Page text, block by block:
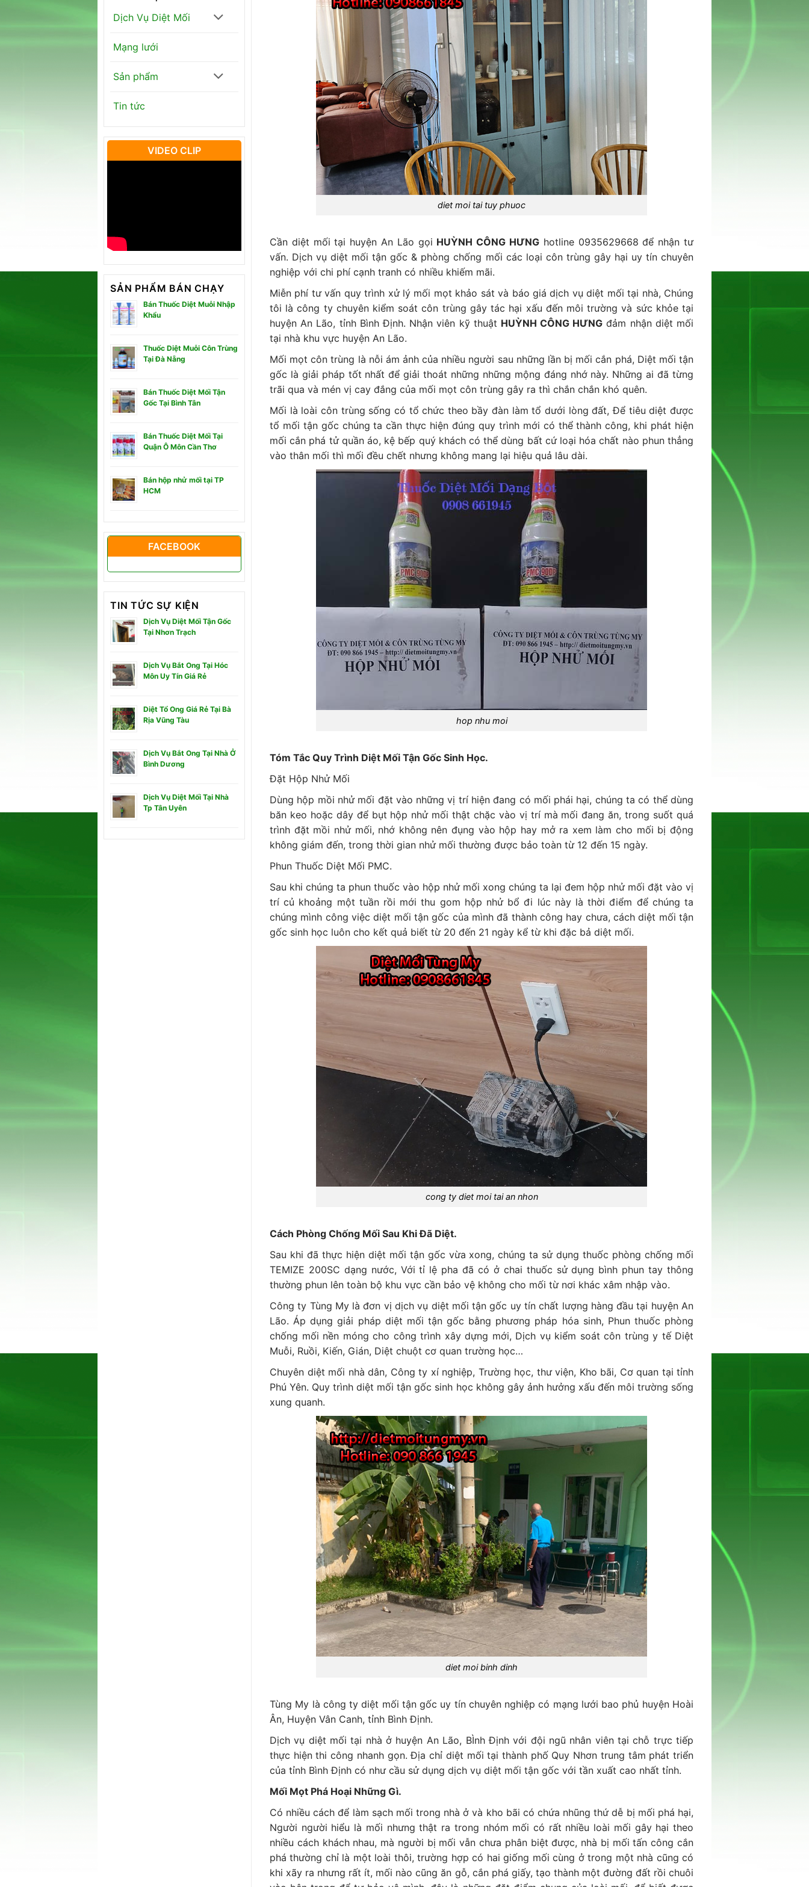
Dịch Vụ Diệt Mối
Mạng lưới
Sản phẩm
Tin tức
VIDEO CLIP
SẢN PHẨM BÁN CHẠY
Bán Thuốc Diệt Muỗi Nhập
Khẩu
Thuốc Diệt Muỗi Côn Trùng
Tại Đà Nẵng
Bán Thuốc Diệt Mối Tận
Gốc Tại Bình Tân
Bán Thuốc Diệt Mối Tại
Quận Ô Môn Cần Thơ
Bán hộp nhử mối tại TP
HCM
FACEBOOK
TIN TỨC SỰ KIỆN
Dịch Vụ Diệt Mối Tận Gốc
Tại Nhơn Trạch
Dịch Vụ Bắt Ong Tại Hóc
Môn Uy Tín Giá Rẻ
Diệt Tổ Ong Giá Rẻ Tại Bà
Rịa Vũng Tàu
Dịch Vụ Bắt Ong Tại Nhà Ở
Bình Dương
Dịch Vụ Diệt Mối Tại Nhà
Tp Tân Uyên
diet moi tai tuy phuoc
Cần diệt mối tại huyện An Lão gọi HUỲNH CÔNG HƯNG hotline 0935629668 để nhận tư
vấn. Dịch vụ diệt mối tận gốc & phòng chống mối các loại côn trùng gây hại uy tín chuyên
nghiệp với chi phí cạnh tranh có nhiều khiếm mãi.
Miễn phí tư vấn quy trình xử lý mối mọt khảo sát và báo giá dịch vụ diệt mối tại nhà, Chúng
tôi là công ty chuyên kiểm soát côn trùng gây tác hại xấu đến môi trường và sức khỏe tại
huyện An Lão, tỉnh Bình Định. Nhận viên kỹ thuật HUỲNH CÔNG HƯNG đảm nhận diệt mối
tại nhà khu vực huyện An Lão.
Mối mọt côn trùng là nỗi ám ảnh của nhiều người sau những lần bị mối cắn phá, Diệt mối tận
gốc là giải pháp tốt nhất để giải thoát những những mộng đáng nhớ này. Những ai đã từng
trãi qua và mén vị cay đắng của mối mọt côn trùng gây ra thì chắn chắn khó quên.
Mối là loài côn trùng sống có tổ chức theo bầy đàn làm tổ dưới lòng đất, Để tiêu diệt được
tổ mối tận gốc chúng ta cần thực hiện đúng quy trình mới có thể thành công, khi phát hiện
mối cắn phá tử quần áo, kệ bếp quý khách có thể dùng bất cứ loại hóa chất nào phun thẳng
vào thân mối thì mối đều chết nhưng không mang lại hiệu quả lâu dài.
hop nhu moi
Tóm Tắc Quy Trình Diệt Mối Tận Gốc Sinh Học.
Đặt Hộp Nhử Mối
Dùng hộp mồi nhử mối đặt vào những vị trí hiện đang có mối phái hại, chúng ta có thể dùng
băn keo hoặc dây để bụt hộp nhử mối thật chặc vào vị trí mà mối đang ăn, trong suốt quá
trình đặt mồi nhử mối, nhớ không nên đụng vào hộp hay mở ra xem làm cho mối bị động
không giám đến, trong thời gian nhử mối thường được bảo toàn từ 12 đến 15 ngày.
Phun Thuốc Diệt Mối PMC.
Sau khi chúng ta phun thuốc vào hộp nhử mối xong chúng ta lại đem hộp nhử mối đặt vào vị
trí củ khoảng một tuần rồi mới thu gom hộp nhử bổ đi lúc này là thời điểm để chúng ta
chúng mình công việc diệt mối tận gốc của mình đã thành công hay chưa, cách diệt mối tận
gốc sinh học luôn cho kết quả biết từ 20 đến 21 ngày kể từ khi đặc bả diệt mối.
cong ty diet moi tai an nhon
Cách Phòng Chống Mối Sau Khi Đã Diệt.
Sau khi đã thực hiện diệt mối tận gốc vừa xong, chúng ta sử dụng thuốc phòng chống mối
TEMIZE 200SC dạng nước, Với tỉ lệ pha đã có ở chai thuốc sử dụng bình phun tay thông
thường phun lên toàn bộ khu vực cần bảo vệ không cho mối từ nơi khác xâm nhập vào.
Công ty Tùng My là đơn vị dịch vụ diệt mối tận gốc uy tín chất lượng hàng đầu tại huyện An
Lão. Áp dụng giải pháp diệt mối tận gốc bằng phương pháp hóa sinh, Phun thuốc phòng
chống mối nền móng cho công trình xây dựng mới, Dịch vụ kiểm soát côn trùng y tế Diệt
Muỗi, Ruồi, Kiến, Gián, Diệt chuột cơ quan trường học…
Chuyên diệt mối nhà dân, Công ty xí nghiệp, Trường học, thư viện, Kho bãi, Cơ quan tại tỉnh
Phú Yên. Quy trình diệt mối tận gốc sinh học không gây ảnh hưởng xấu đến môi trường sống
xung quanh.
diet moi binh dinh
Tùng My là công ty diệt mối tận gốc uy tín chuyên nghiệp có mạng lưới bao phủ huyện Hoài
Ân, Huyện Vân Canh, tỉnh Bình Định.
Dịch vụ diệt mối tại nhà ở huyện An Lão, BÌnh Định với đội ngũ nhân viên tại chỗ trực tiếp
thực hiện thi công nhanh gọn. Địa chỉ diệt mối tại thành phố Quy Nhơn trung tâm phát triển
của tỉnh Bình Định có như cầu sử dụng dịch vụ diệt mối tận gốc với tần xuất cao nhất tỉnh.
Mối Mọt Phá Hoại Những Gì.
Có nhiều cách để làm sạch mối trong nhà ở và kho bãi có chứa nhũng thứ dễ bị mối phá hại,
Người người hiểu là mối nhưng thật ra trong nhóm mối có rất nhiều loài mối gây hại theo
nhiều cách khách nhau, mà người bị mối vẫn chưa phân biệt được, nhà bị mối tấn công cắn
phá thường chỉ là một loài thôi, trường hợp có hai giống mối cùng ở trong một nhà cũng có
khi xãy ra nhưng rất ít, mối nào cũng ăn gỗ, cắn phá giấy, tạo thành một đường đất rồi chuôi